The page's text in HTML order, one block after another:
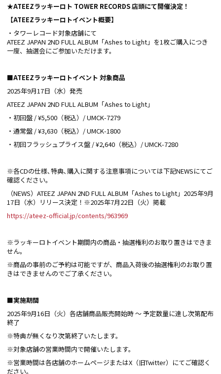
★ATEEZラッキーロト TOWER RECORDS 店頭にて開催決定！
【ATEEZラッキーロトイベント概要】
・タワーレコード対象店舗にて
ATEEZ JAPAN 2ND FULL ALBUM「Ashes to Light」を1枚ご購入につき
一度、抽選会にご参加いただけます。
■ATEEZラッキーロトイベント 対象商品
2025年9月17日（水）発売
ATEEZ JAPAN 2ND FULL ALBUM「Ashes to Light」
・初回盤 / ¥5,500（税込）/ UMCK-7279
・通常盤 / ¥3,630（税込）/ UMCK-1800
・初回フラッシュプライス盤 / ¥2,640（税込）/ UMCK-7280
※各CDの仕様､特典､購入に関する注意事項については下記NEWSにてご
確認ください｡
（NEWS）ATEEZ JAPAN 2ND FULL ALBUM「Ashes to Light」2025年9月
17日（水）リリース決定！※2025年7月22日（火）掲載
https://ateez-official.jp/contents/963969
※ラッキーロトイベント期間内の商品・抽選権利のお取り置きはできま
せん。
※商品の事前のご予約は可能ですが、商品入荷後の抽選権利のお取り置
きはできませんのでご了承ください。
■実施期間
2025年9月16日（火）各店舗商品販売開始時 ～ 予定数量に達し次第配布
終了
※特典が無くなり次第終了いたします。
※対象店舗の営業時間内で開催いたします。
※営業時間は各店舗のホームページまたはX（旧Twitter）にてご確認く
ださい。